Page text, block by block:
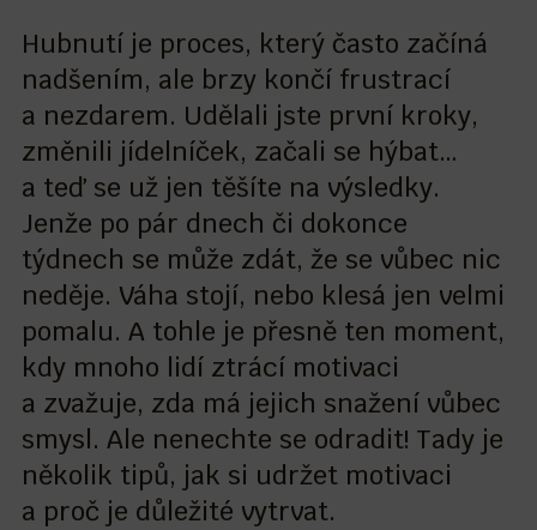
Hubnutí je proces, který často začíná
nadšením, ale brzy končí frustrací
a nezdarem. Udělali jste první kroky,
změnili jídelníček, začali se hýbat…
a teď se už jen těšíte na výsledky.
Jenže po pár dnech či dokonce
týdnech se může zdát, že se vůbec nic
neděje. Váha stojí, nebo klesá jen velmi
pomalu. A tohle je přesně ten moment,
kdy mnoho lidí ztrácí motivaci
a zvažuje, zda má jejich snažení vůbec
smysl. Ale nenechte se odradit! Tady je
několik tipů, jak si udržet motivaci
a proč je důležité vytrvat.